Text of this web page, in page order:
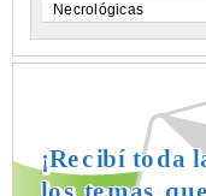
Necrológicas